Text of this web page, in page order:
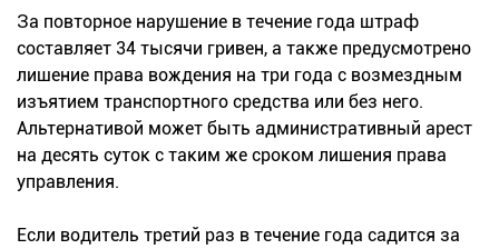
За повторное нарушение в течение года штраф
составляет 34 тысячи гривен, а также предусмотрено
лишение права вождения на три года с возмездным
изъятием транспортного средства или без него.
Альтернативой может быть административный арест
на десять суток с таким же сроком лишения права
управления.
Если водитель третий раз в течение года садится за